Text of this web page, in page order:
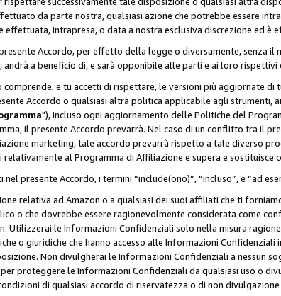
da parte nostra, qualsiasi azione che potrebbe essere
effettuata, intrapresa, o data a nostra esclusiva discrezione ed
Accordo, per effetto della legge o diversamente, senza
andrà a beneficio di, e sarà opponibile alle parti e ai loro rispettivi
comprende, e tu accetti di rispettare, le versioni più aggiornate
Accordo o qualsiasi altra politica applicabile agli
"), incluso ogni aggiornamento delle Politiche del
il presente Accordo prevarrà. Nel caso di un conflitto tra il
marketing, tale accordo prevarrà rispetto a tale diverso
relativamente al Programma di Affiliazione e supera e sostituisce
presente Accordo, i termini “include(ono)”, “incluso”, e “ad
relativa ad Amazon o a qualsiasi dei suoi affiliati che ti
o che dovrebbe essere ragionevolmente considerata come
Utilizzerai le Informazioni Confidenziali solo nella misura
o giuridiche che hanno accesso alle Informazioni
Non divulgherai le Informazioni Confidenziali a
proteggere le Informazioni Confidenziali da qualsiasi uso o
di qualsiasi accordo di riservatezza o di non